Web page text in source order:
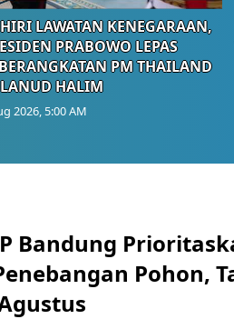
LAWATAN KENEGARAAN,
PRABOWO LEPAS
PM THAILAND
HALIM
2026, 5:00 AM
Bandung
Pohon,